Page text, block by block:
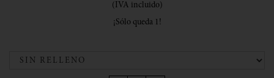
(IVA incluido)
¡Sólo queda 1!